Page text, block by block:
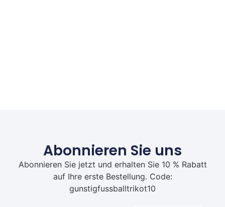
Abonnieren Sie uns
Abonnieren Sie jetzt und erhalten Sie 10 % Rabatt
auf Ihre erste Bestellung. Code:
gunstigfussballtrikot10